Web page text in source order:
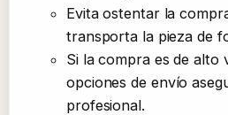
Evita ostentar la
transporta la pieza de
Si la compra es de alto
opciones de envío
profesional.